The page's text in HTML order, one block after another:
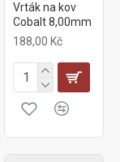
Vrták na kov
Cobalt 8,00mm
188,00 Kč